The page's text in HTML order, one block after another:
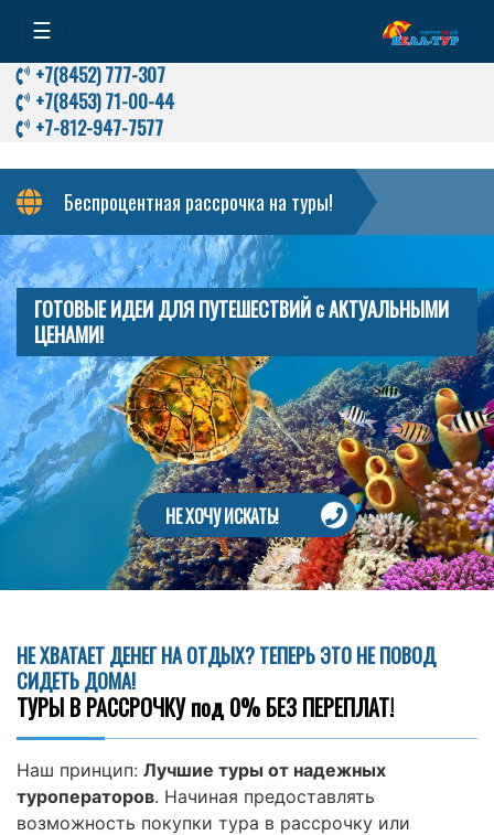
☰
+7(8452) 777-307
+7(8453) 71-00-44
+7-812-947-7577
Беспроцентная рассрочка на туры!
ГОТОВЫЕ ИДЕИ ДЛЯ ПУТЕШЕСТВИЙ с АКТУАЛЬНЫМИ
ЦЕНАМИ!
НЕ ХОЧУ ИСКАТЬ!
НЕ ХВАТАЕТ ДЕНЕГ НА ОТДЫХ? ТЕПЕРЬ ЭТО НЕ ПОВОД
СИДЕТЬ ДОМА!
ТУРЫ В РАССРОЧКУ под 0% БЕЗ ПЕРЕПЛАТ!
Наш принцип: Лучшие туры от надежных
туроператоров. Начиная предоставлять
возможность покупки тура в рассрочку или